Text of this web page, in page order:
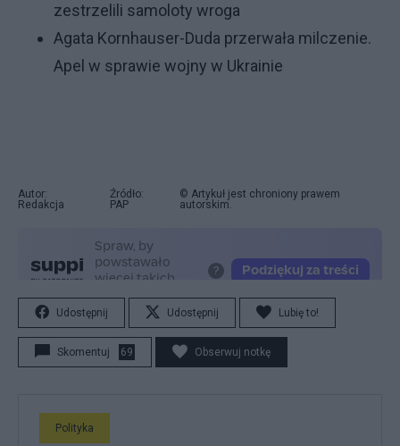
zestrzelili samoloty wroga
Agata Kornhauser-Duda przerwała milczenie.
Apel w sprawie wojny w Ukrainie
Autor:
Redakcja
Źródło:
PAP
© Artykuł jest chroniony prawem
autorskim.
Udostępnij Udostępnij Lubię to!
Skomentuj 69 Obserwuj notkę
Polityka